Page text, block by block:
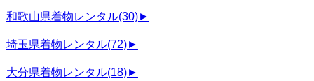
和歌山県着物レンタル(30)►
埼玉県着物レンタル(72)►
大分県着物レンタル(18)►